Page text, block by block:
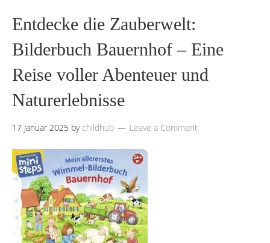
Entdecke die Zauberwelt:
Bilderbuch Bauernhof – Eine
Reise voller Abenteuer und
Naturerlebnisse
17 Januar 2025 by childhub Leave a Comment